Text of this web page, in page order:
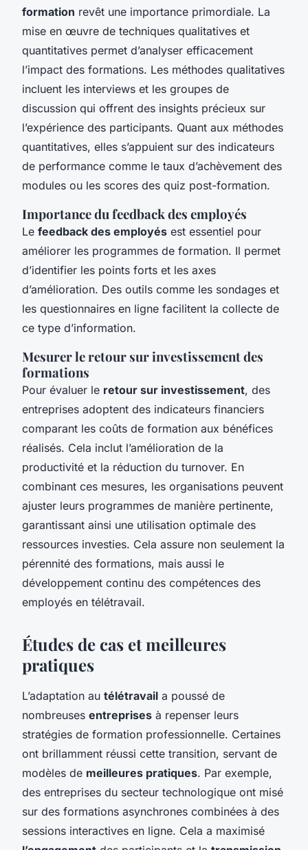
formation revêt une importance primordiale. La
mise en œuvre de techniques qualitatives et
quantitatives permet d’analyser efficacement
l’impact des formations. Les méthodes qualitatives
incluent les interviews et les groupes de
discussion qui offrent des insights précieux sur
l’expérience des participants. Quant aux méthodes
quantitatives, elles s’appuient sur des indicateurs
de performance comme le taux d’achèvement des
modules ou les scores des quiz post-formation.
Importance du feedback des employés
Le feedback des employés est essentiel pour
améliorer les programmes de formation. Il permet
d’identifier les points forts et les axes
d’amélioration. Des outils comme les sondages et
les questionnaires en ligne facilitent la collecte de
ce type d’information.
Mesurer le retour sur investissement des
formations
Pour évaluer le retour sur investissement, des
entreprises adoptent des indicateurs financiers
comparant les coûts de formation aux bénéfices
réalisés. Cela inclut l’amélioration de la
productivité et la réduction du turnover. En
combinant ces mesures, les organisations peuvent
ajuster leurs programmes de manière pertinente,
garantissant ainsi une utilisation optimale des
ressources investies. Cela assure non seulement la
pérennité des formations, mais aussi le
développement continu des compétences des
employés en télétravail.
Études de cas et meilleures
pratiques
L’adaptation au télétravail a poussé de
nombreuses entreprises à repenser leurs
stratégies de formation professionnelle. Certaines
ont brillamment réussi cette transition, servant de
modèles de meilleures pratiques. Par exemple,
des entreprises du secteur technologique ont misé
sur des formations asynchrones combinées à des
sessions interactives en ligne. Cela a maximisé